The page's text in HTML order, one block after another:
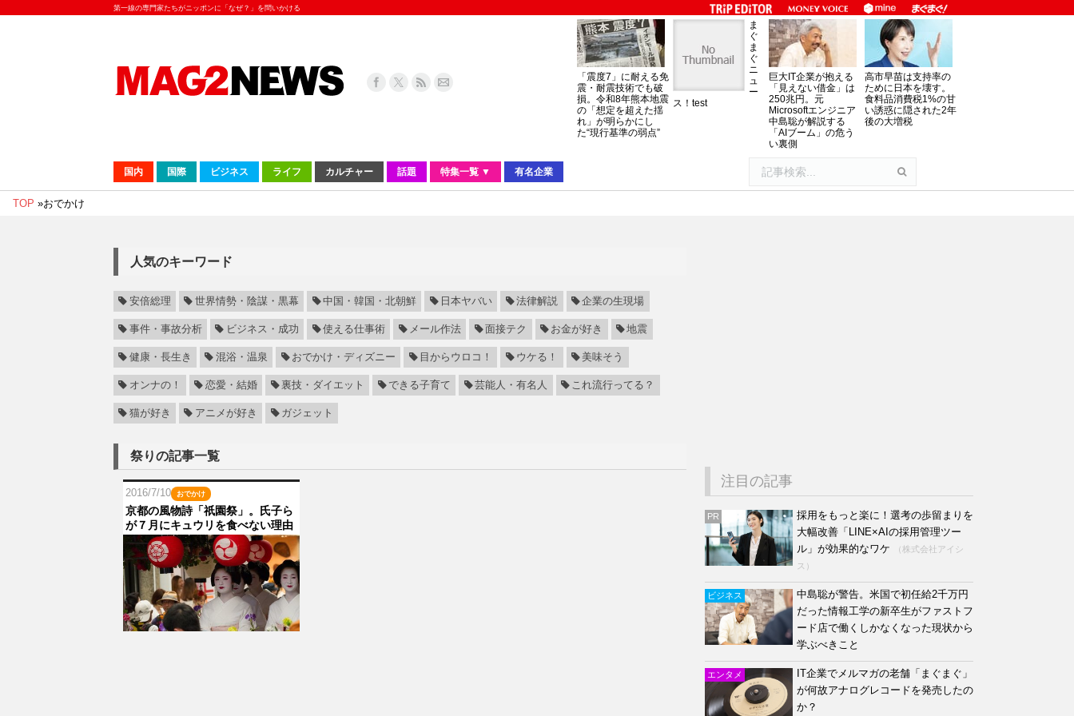
第一線の専門家たちがニッポンに「なぜ？」を問いかける
「震度7」に耐える免
震・耐震技術でも破
損。令和8年熊本地震
の「想定を超えた揺
れ」が明らかにし
た“現行基準の弱点”
ま
ぐ
ま
ぐ
ニ
ュ
ー
ス！test
巨大IT企業が抱える
「見えない借金」は
250兆円。元
Microsoftエンジニア
中島聡が解説する
「AIブーム」の危う
い裏側
高市早苗は支持率の
ために日本を壊す。
食料品消費税1%の甘
い誘惑に隠された2年
後の大増税
国内 国際 ビジネス ライフ カルチャー 話題 特集一覧 ▼ 有名企業
TOP »おでかけ
人気のキーワード
安倍総理 世界情勢・陰謀・黒幕 中国・韓国・北朝鮮 日本ヤバい 法律解説 企業の生現場
事件・事故分析 ビジネス・成功 使える仕事術 メール作法 面接テク お金が好き 地震
健康・長生き 混浴・温泉 おでかけ・ディズニー 目からウロコ！ ウケる！ 美味そう
オンナの！ 恋愛・結婚 裏技・ダイエット できる子育て 芸能人・有名人 これ流行ってる？
猫が好き アニメが好き ガジェット
祭りの記事一覧
2016/7/10 おでかけ
京都の風物詩「祇園祭」。氏子ら
が７月にキュウリを食べない理由
注目の記事
PR
採用をもっと楽に！選考の歩留まりを
大幅改善「LINE×AIの採用管理ツー
ル」が効果的なワケ
（株式会社アイシ
ス）
ビジネス
中島聡が警告。米国で初任給2千万円
だった情報工学の新卒生がファストフ
ード店で働くしかなくなった現状から
学ぶべきこと
エンタメ
IT企業でメルマガの老舗「まぐまぐ」
が何故アナログレコードを発売したの
か？